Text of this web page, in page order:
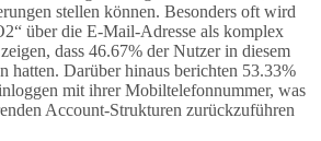
stellen können. Besonders oft wird
über die E-Mail-Adresse als komplex
dass 46.67% der Nutzer in diesem
hatten. Darüber hinaus berichten 53.33%
mit ihrer Mobiltelefonnummer, was
Account-Strukturen zurückzuführen